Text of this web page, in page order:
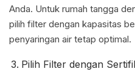
Anda. Untuk rumah tangga
pilih filter dengan kapasitas
penyaringan air tetap optimal.
Pilih Filter dengan